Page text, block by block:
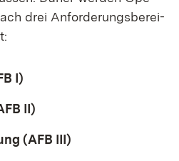
drei An­for­de­rungs­be­rei­
I)
II)
(AFB III)